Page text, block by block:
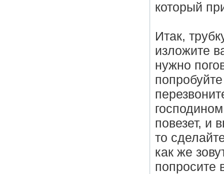
который
Итак,
изложите
нужно
повезет, и
то
как же
попросите